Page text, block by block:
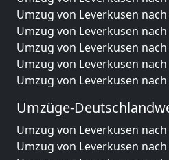
Umzug von Leverkusen
Umzug von Leverkusen
Umzug von Leverkusen
Umzug von Leverkusen
Umzug von Leverkusen
Umzüge-
Umzug von Leverkusen
Umzug von Leverkusen